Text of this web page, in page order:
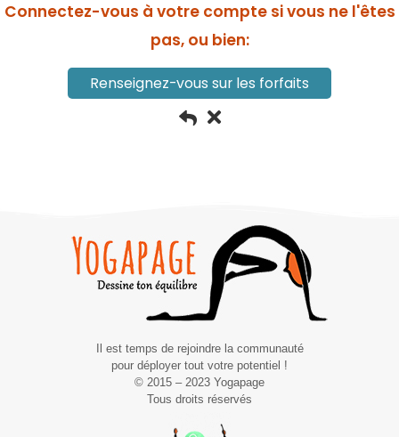
Connectez-vous à votre compte si vous ne l'êtes
pas, ou bien:
Renseignez-vous sur les forfaits
Il est temps de rejoindre la communauté
pour déployer tout votre potentiel !
© 2015 – 2023 Yogapage
Tous droits réservés